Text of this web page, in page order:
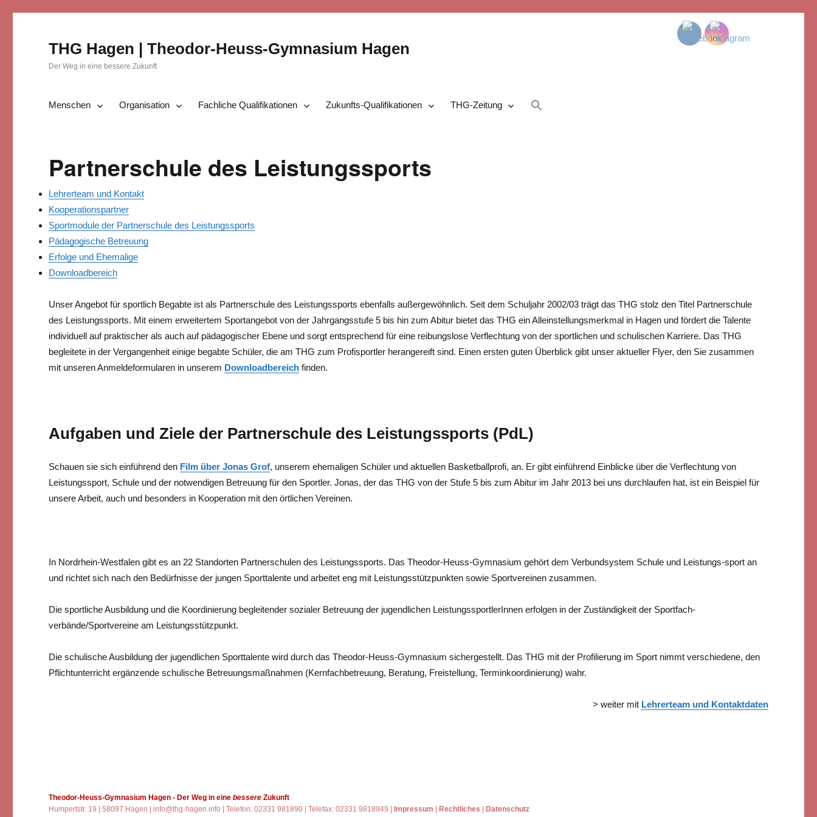
THG Hagen | Theodor-Heuss-Gymnasium Hagen
Der Weg in eine bessere Zukunft
Menschen Organisation Fachliche Qualifikationen Zukunfts-Qualifikationen THG-Zeitung
Partnerschule des Leistungssports
Lehrerteam und Kontakt
Kooperationspartner
Sportmodule der Partnerschule des Leistungssports
Pädagogische Betreuung
Erfolge und Ehemalige
Downloadbereich
Unser Angebot für sportlich Begabte ist als Partnerschule des Leistungssports ebenfalls außergewöhnlich. Seit dem Schuljahr 2002/03 trägt das THG stolz den Titel Partnerschule
des Leistungssports. Mit einem erweitertem Sportangebot von der Jahrgangsstufe 5 bis hin zum Abitur bietet das THG ein Alleinstellungsmerkmal in Hagen und fördert die Talente
individuell auf praktischer als auch auf pädagogischer Ebene und sorgt entsprechend für eine reibungslose Verflechtung von der sportlichen und schulischen Karriere. Das THG
begleitete in der Vergangenheit einige begabte Schüler, die am THG zum Profisportler herangereift sind. Einen ersten guten Überblick gibt unser aktueller Flyer, den Sie zusammen
mit unseren Anmeldeformularen in unserem Downloadbereich finden.
Aufgaben und Ziele der Partnerschule des Leistungssports (PdL)
Schauen sie sich einführend den Film über Jonas Grof, unserem ehemaligen Schüler und aktuellen Basketballprofi, an. Er gibt einführend Einblicke über die Verflechtung von
Leistungssport, Schule und der notwendigen Betreuung für den Sportler. Jonas, der das THG von der Stufe 5 bis zum Abitur im Jahr 2013 bei uns durchlaufen hat, ist ein Beispiel für
unsere Arbeit, auch und besonders in Kooperation mit den örtlichen Vereinen.
In Nordrhein-Westfalen gibt es an 22 Standorten Partnerschulen des Leistungssports. Das Theodor-Heuss-Gymnasium gehört dem Verbundsystem Schule und Leistungs-sport an
und richtet sich nach den Bedürfnisse der jungen Sporttalente und arbeitet eng mit Leistungsstützpunkten sowie Sportvereinen zusammen.
Die sportliche Ausbildung und die Koordinierung begleitender sozialer Betreuung der jugendlichen LeistungssportlerInnen erfolgen in der Zuständigkeit der Sportfach-
verbände/Sportvereine am Leistungsstützpunkt.
Die schulische Ausbildung der jugendlichen Sporttalente wird durch das Theodor-Heuss-Gymnasium sichergestellt. Das THG mit der Profilierung im Sport nimmt verschiedene, den
Pflichtunterricht ergänzende schulische Betreuungsmaßnahmen (Kernfachbetreuung, Beratung, Freistellung, Terminkoordinierung) wahr.
> weiter mit Lehrerteam und Kontaktdaten
Theodor-Heuss-Gymnasium Hagen - Der Weg in einebessere Zukunft
Humpertstr. 19 | 58097 Hagen |info@thg-hagen.info | Telefon: 02331 981890 | Telefax: 02331 9818949 |Impressum |Rechtliches |Datenschutz